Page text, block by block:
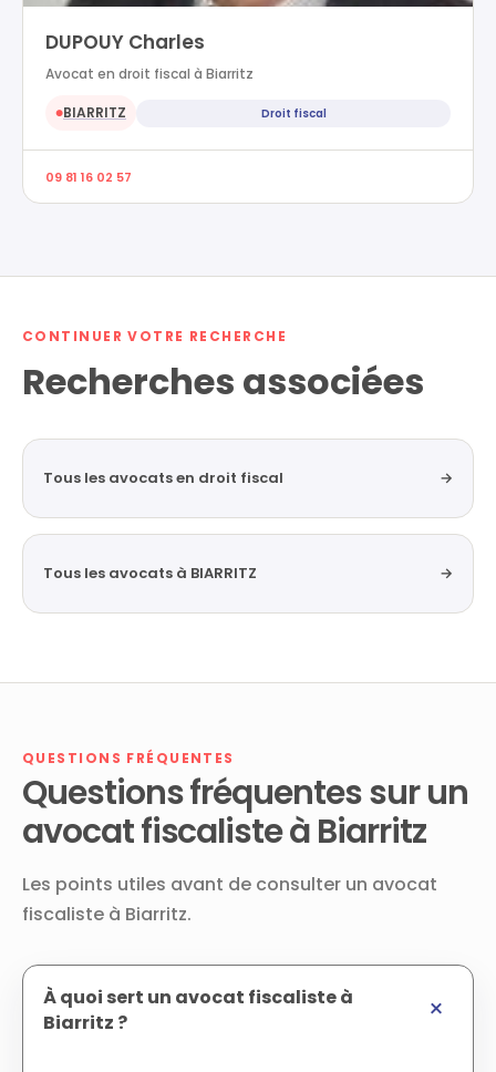
DUPOUY Charles
Avocat en droit fiscal à Biarritz
●BIARRITZ Droit fiscal
09 81 16 02 57
CONTINUER VOTRE RECHERCHE
Recherches associées
Tous les avocats en droit fiscal →
Tous les avocats à BIARRITZ →
QUESTIONS FRÉQUENTES
Questions fréquentes sur un
avocat fiscaliste à Biarritz
Les points utiles avant de consulter un avocat
fiscaliste à Biarritz.
À quoi sert un avocat fiscaliste à
Biarritz ?